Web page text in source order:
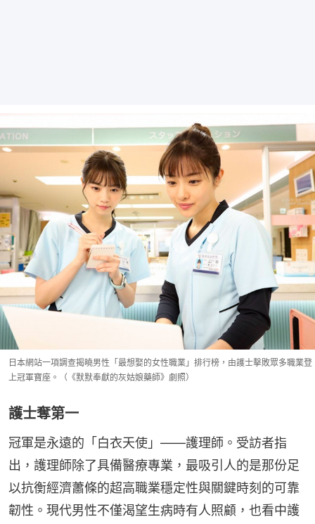
日本網站一項調查揭曉男性「最想娶的女性職業」排行榜，由護士擊敗眾多職業登
上冠軍寶座。（《默默奉獻的灰姑娘藥師》劇照）
護士奪第一
冠軍是永遠的「白衣天使」——護理師。受訪者指
出，護理師除了具備醫療專業，最吸引人的是那份足
以抗衡經濟蕭條的超高職業穩定性與關鍵時刻的可靠
韌性。現代男性不僅渴望生病時有人照顧，也看中護